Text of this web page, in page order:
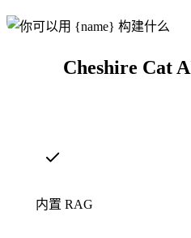
Cheshire Cat
内置 RAG